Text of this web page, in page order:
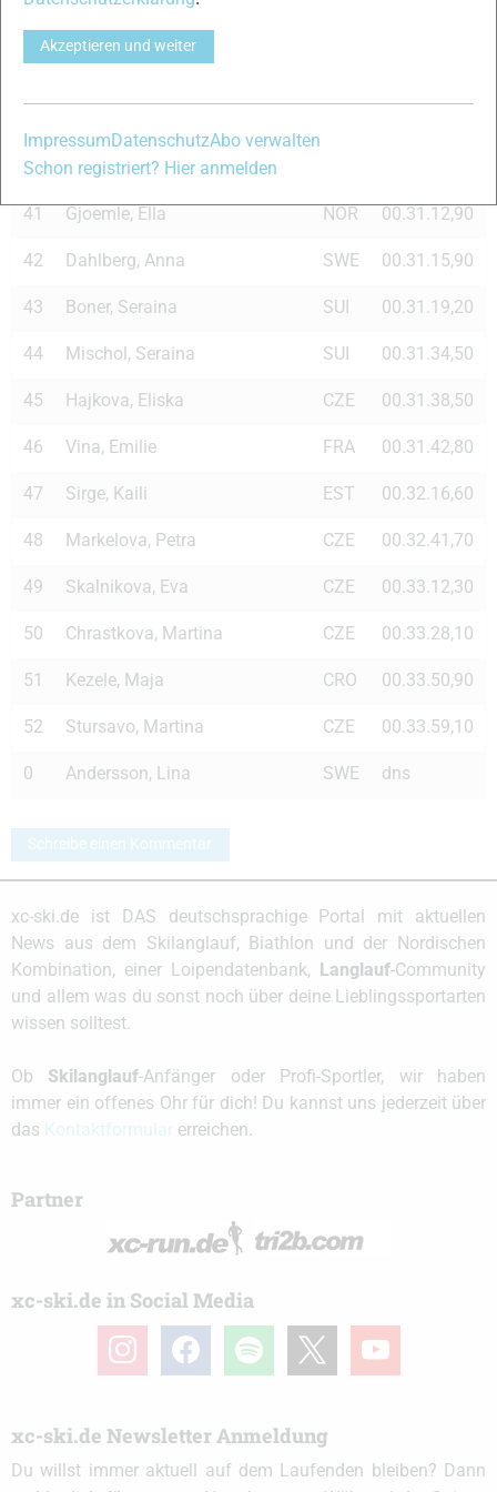
37 Leonardi Cortesi, Natascia
40 Fessel, Nicole
41 Gjoemle, Ella NOR 00.31.12,90
42 Dahlberg, Anna SWE 00.31.15,90
43 Boner, Seraina SUI 00.31.19,20
44 Mischol, Seraina SUI 00.31.34,50
45 Hajkova, Eliska CZE 00.31.38,50
46 Vina, Emilie FRA 00.31.42,80
47 Sirge, Kaili EST 00.32.16,60
48 Markelova, Petra CZE 00.32.41,70
49 Skalnikova, Eva CZE 00.33.12,30
50 Chrastkova, Martina CZE 00.33.28,10
51 Kezele, Maja CRO 00.33.50,90
52 Stursavo, Martina CZE 00.33.59,10
0 Andersson, Lina SWE dns
Schreibe einen Kommentar
xc-ski.de ist DAS deutschsprachige Portal mit aktuellen
News aus dem Skilanglauf, Biathlon und der Nordischen
Kombination, einer Loipendatenbank, Langlauf-Community
und allem was du sonst noch über deine Lieblingssportarten
wissen solltest.
Ob Skilanglauf-Anfänger oder Profi-Sportler, wir haben
immer ein offenes Ohr für dich! Du kannst uns jederzeit über
das
erreichen.
Partner
xc-ski.de in Social Media
instagramfacebook spotify youtube
xc-ski.de Newsletter Anmeldung
Du willst immer aktuell auf dem Laufenden bleiben? Dann
Akzeptieren und weiter
Impressum DatenschutzAbo verwalten
Schon registriert? Hier anmelden